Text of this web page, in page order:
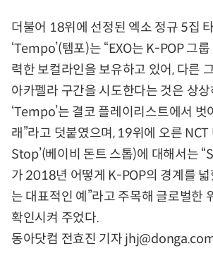
더불어 18위에 선정된 엑소 정규 5집
‘Tempo’(템포)는 “EXO는 K-POP 그
력한 보컬라인을 보유하고 있어, 다른
아카펠라 구간을 시도한다는 것은 상
‘Tempo’는 결코 플레이리스트에서 벗
래”라고 덧붙였으며, 19위에 오른 NCT
Stop’(베이비 돈트 스톱)에 대해서는
가 2018년 어떻게 K-POP의 경계를
는 대표적인 예”라고 주목해 글로벌한
확인시켜 주었다.
동아닷컴 전효진 기자